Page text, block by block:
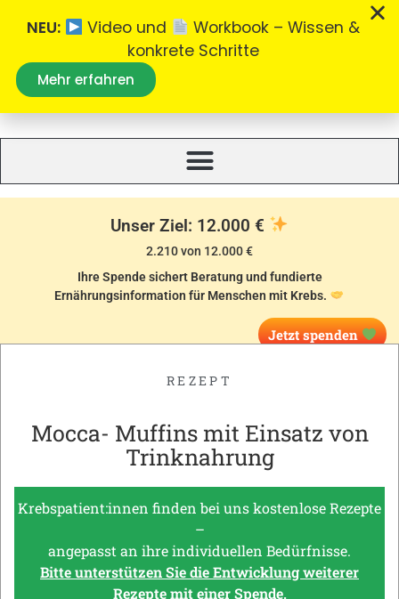
Was essen bei Krebs
Unser Ziel: 12.000 €
2.210 von 12.000 €
Ihre Spende sichert Beratung und fundierte
Ernährungsinformation für Menschen mit Krebs.
Jetzt spenden
REZEPT
Mocca- Muffins mit Einsatz von
Trinknahrung
Krebspatient:innen finden bei uns kostenlose Rezepte
–
angepasst an ihre individuellen Bedürfnisse.
Bitte unterstützen Sie die Entwicklung weiterer
Rezepte mit einer Spende.
NEU: Video und
Workbook – Wissen &
konkrete Schritte
Mehr erfahren